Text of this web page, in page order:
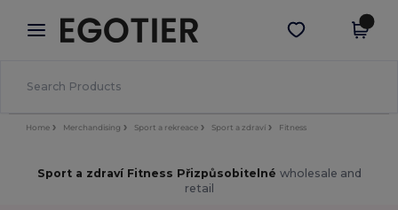
× Aplikace Egotier
Lepší ceny v aplikaci!
Stáhnout app
Home Merchandising Sport a rekreace Sport a zdraví Fitness
Sport a zdraví Fitness Přizpůsobitelné wholesale and
retail